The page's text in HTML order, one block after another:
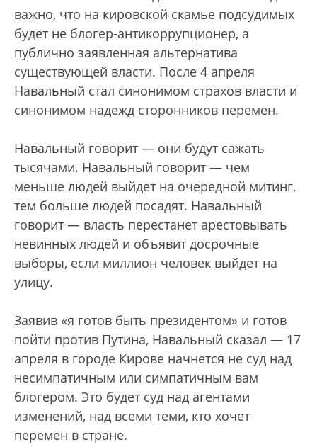
важно, что на кировской скамье подсудимых
будет не блогер-антикоррупционер, а
публично заявленная альтернатива
существующей власти. После 4 апреля
Навальный стал синонимом страхов власти и
синонимом надежд сторонников перемен.
Навальный говорит — они будут сажать
тысячами. Навальный говорит — чем
меньше людей выйдет на очередной митинг,
тем больше людей посадят. Навальный
говорит — власть перестанет арестовывать
невинных людей и объявит досрочные
выборы, если миллион человек выйдет на
улицу.
Заявив «я готов быть президентом» и готов
пойти против Путина, Навальный сказал — 17
апреля в городе Кирове начнется не суд над
несимпатичным или симпатичным вам
блогером. Это будет суд над агентами
изменений, над всеми теми, кто хочет
перемен в стране.